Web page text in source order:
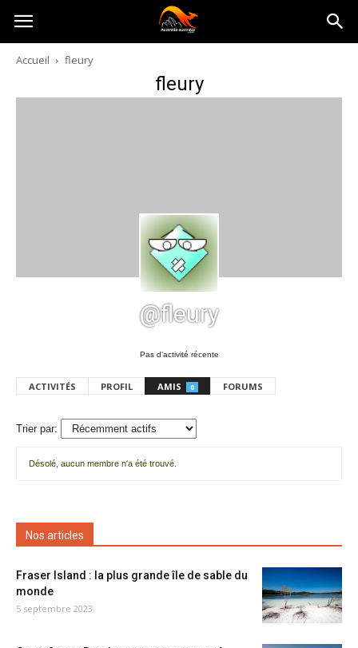
Australia-
australie.com
Accueil fleury
fleury
@fleury
Pas d’activité récente
ACTIVITÉS PROFIL AMIS 0 FORUMS
Trier par:
amis
Désolé, aucun membre n'a été trouvé.
Nos articles
Fraser Island : la plus grande île de sable du
monde
5 septembre 2023